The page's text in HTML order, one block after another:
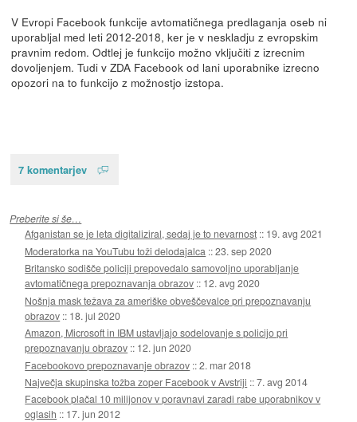
V Evropi Facebook funkcije avtomatičnega predlaganja oseb ni
uporabljal med leti 2012-2018, ker je v neskladju z evropskim
pravnim redom. Odtlej je funkcijo možno vključiti z izrecnim
dovoljenjem. Tudi v ZDA Facebook od lani uporabnike izrecno
opozori na to funkcijo z možnostjo izstopa.
7 komentarjev
Preberite si še…
Afganistan se je leta digitaliziral, sedaj je to nevarnost :: 19. avg 2021
Moderatorka na YouTubu toži delodajalca ::23. sep 2020
Britansko sodišče policiji prepovedalo samovoljno uporabljanje
avtomatičnega prepoznavanja obrazov :: 12. avg 2020
Nošnja mask težava za ameriške obveščevalce pri prepoznavanju
obrazov :: 18. jul 2020
Amazon, Microsoft in IBM ustavljajo sodelovanje s policijo pri
prepoznavanju obrazov :: 12. jun 2020
Facebookovo prepoznavanje obrazov ::2. mar 2018
Največja skupinska tožba zoper Facebook v Avstriji ::7. avg 2014
Facebook plačal 10 milijonov v poravnavi zaradi rabe uporabnikov v
oglasih :: 17. jun 2012